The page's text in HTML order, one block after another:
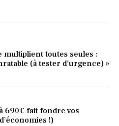
multiplient toutes seules :
(à tester d’urgence) »
690 € fait fondre vos
!)